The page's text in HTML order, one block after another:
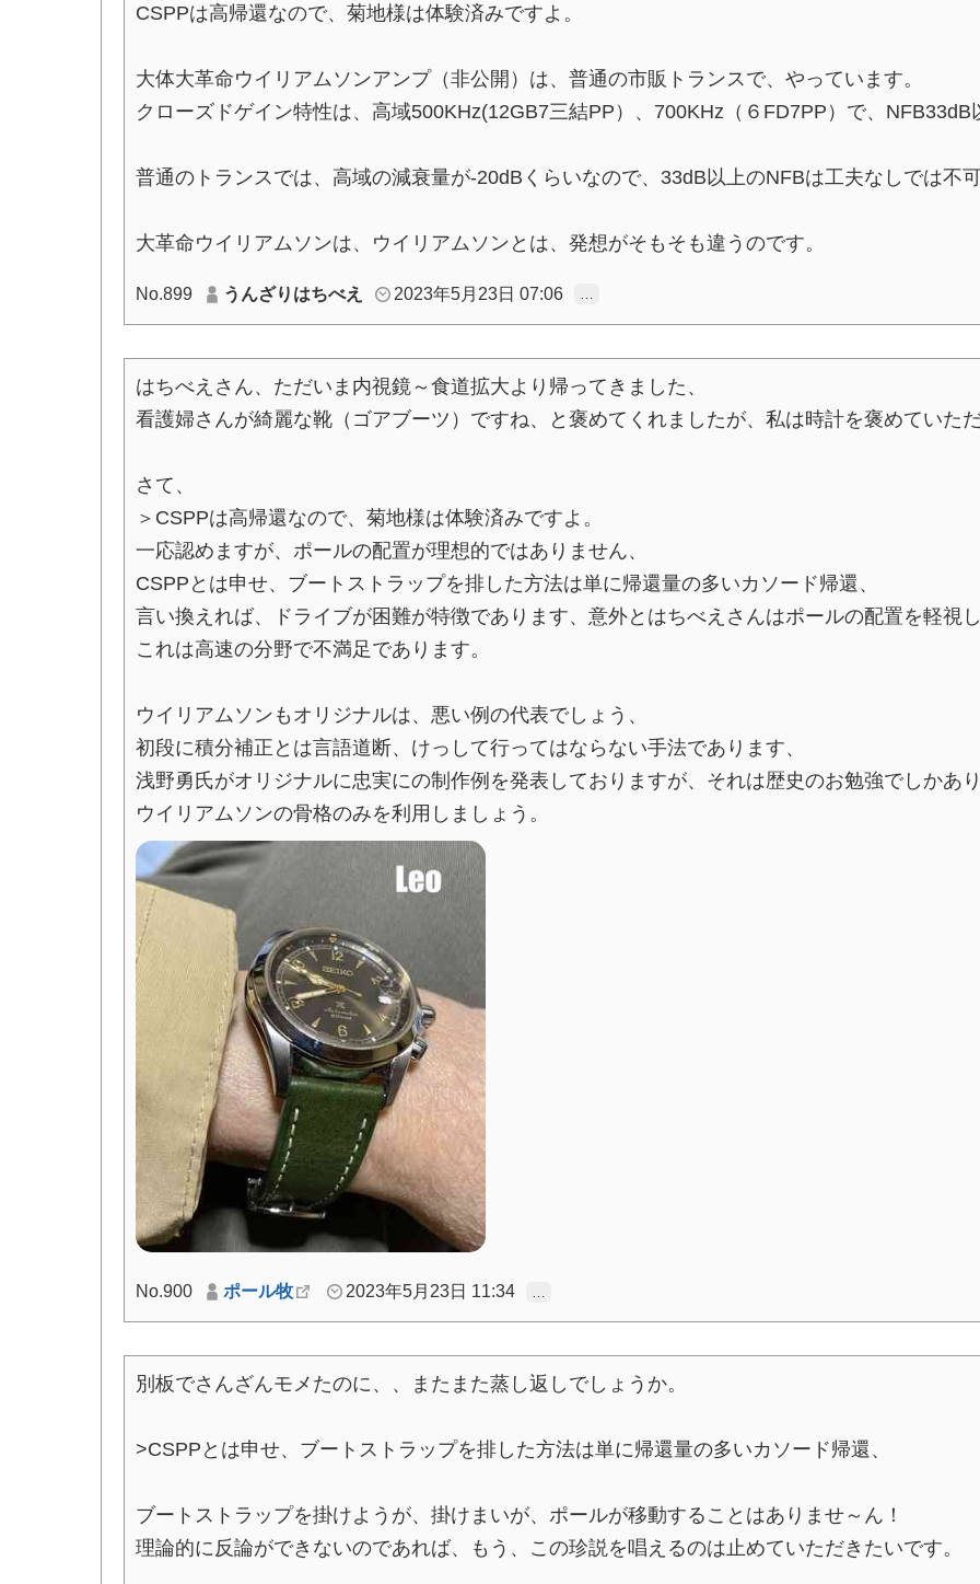
CSPPは高帰還なので、菊地様は体験済みですよ。
大体大革命ウイリアムソンアンプ（非公開）は、普通の市販トランスで、やっています。
クローズドゲイン特性は、高域500KHz(12GB7三結PP）、700KHz（６FD7PP）で、NFB33dB
普通のトランスでは、高域の減衰量が-20dBくらいなので、33dB以上のNFBは工夫なしでは不可
大革命ウイリアムソンは、ウイリアムソンとは、発想がそもそも違うのです。
No.899 うんざりはちべえ 2023年5月23日 07:06 …
はちべえさん、ただいま内視鏡～食道拡大より帰ってきました、
看護婦さんが綺麗な靴（ゴアブーツ）ですね、と褒めてくれましたが、私は時計を褒めていただ
さて、
＞CSPPは高帰還なので、菊地様は体験済みですよ。
一応認めますが、ポールの配置が理想的ではありません、
CSPPとは申せ、ブートストラップを排した方法は単に帰還量の多いカソード帰還、
言い換えれば、ドライブが困難が特徴であります、意外とはちべえさんはポールの配置を軽視し
これは高速の分野で不満足であります。
ウイリアムソンもオリジナルは、悪い例の代表でしょう、
初段に積分補正とは言語道断、けっして行ってはならない手法であります、
浅野勇氏がオリジナルに忠実にの制作例を発表しておりますが、それは歴史のお勉強でしかあり
ウイリアムソンの骨格のみを利用しましょう。
No.900 ポール牧 2023年5月23日 11:34
別板でさんざんモメたのに、、またまた蒸し返しでしょうか。
>CSPPとは申せ、ブートストラップを排した方法は単に帰還量の多いカソード帰還、
ブートストラップを掛けようが、掛けまいが、ポールが移動することはありませ～ん！
理論的に反論ができないのであれば、もう、この珍説を唱えるのは止めていただきたいです。